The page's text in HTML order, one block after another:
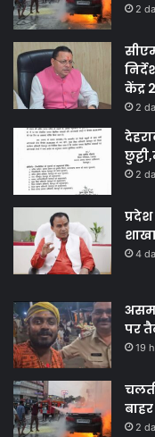
2
केंद्र
2
2
4
असम
पर
19
2